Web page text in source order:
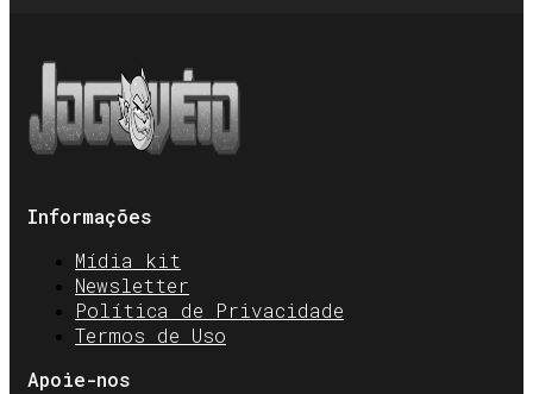
Informações
Mídia kit
Newsletter
Política de Privacidade
Termos de Uso
Apoie-nos